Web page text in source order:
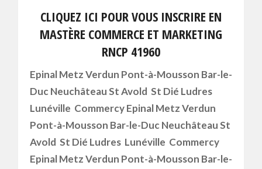
CLIQUEZ ICI POUR VOUS INSCRIRE EN
MASTÈRE COMMERCE ET MARKETING
RNCP 41960
Epinal Metz Verdun Pont-à-Mousson Bar-le-
Duc Neuchâteau St Avold St Dié Ludres
Lunéville Commercy Epinal Metz Verdun
Pont-à-Mousson Bar-le-Duc Neuchâteau St
Avold St Dié Ludres Lunéville Commercy
Epinal Metz Verdun Pont-à-Mousson Bar-le-